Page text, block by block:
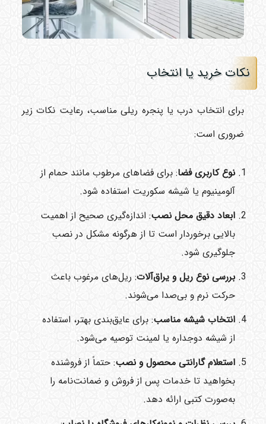
نکات خرید یا انتخاب
برای انتخاب درب یا پنجره ریلی مناسب، رعایت نکات زیر
ضروری است:
نوع کاربری فضا: برای فضاهای مرطوب مانند حمام از
آلومینیوم یا شیشه سکوریت استفاده شود.
ابعاد دقیق محل نصب: اندازه‌گیری صحیح از اهمیت
بالایی برخوردار است تا از هرگونه مشکل در نصب
جلوگیری شود.
بررسی نوع ریل و یراق‌آلات: ریل‌های مرغوب باعث
حرکت نرم و بی‌صدا می‌شوند.
انتخاب شیشه مناسب: برای عایق‌بندی بهتر، استفاده
از شیشه دوجداره یا لمینت توصیه می‌شود.
استعلام گارانتی محصول و نصب: حتماً از فروشنده
بخواهید تا خدمات پس از فروش و ضمانت‌نامه را
به‌صورت کتبی ارائه دهد.